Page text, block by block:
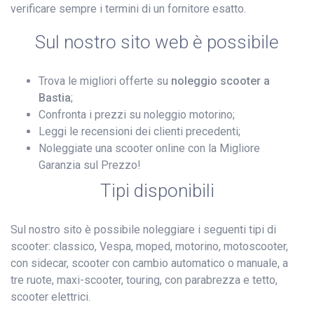
verificare sempre i termini di un fornitore esatto.
Sul nostro sito web è possibile
Trova le migliori offerte su noleggio scooter a
Bastia;
Confronta i prezzi su noleggio motorino;
Leggi le recensioni dei clienti precedenti;
Noleggiate una scooter online con la Migliore
Garanzia sul Prezzo!
Tipi disponibili
Sul nostro sito è possibile noleggiare i seguenti tipi di
scooter: classico, Vespa, moped, motorino, motoscooter,
con sidecar, scooter con cambio automatico o manuale, a
tre ruote, maxi-scooter, touring, con parabrezza e tetto,
scooter elettrici.